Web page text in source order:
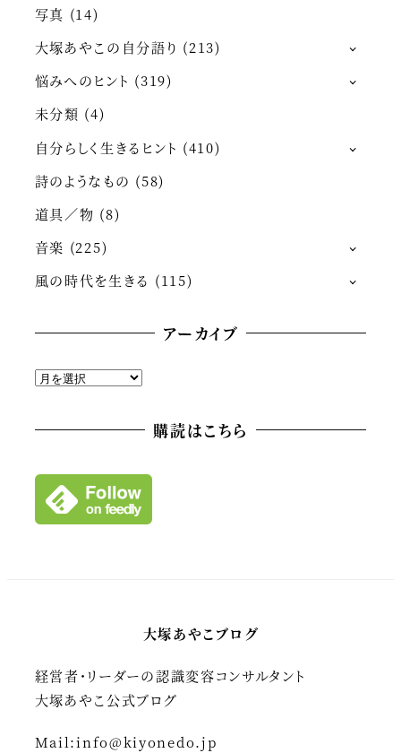
写真 (14)
大塚あやこの自分語り (213)
悩みへのヒント (319)
未分類 (4)
自分らしく生きるヒント (410)
詩のようなもの (58)
道具／物 (8)
音楽 (225)
風の時代を生きる (115)
アーカイブ
ア
カ
ブ
購読はこちら
大塚あやこブログ
経営者・リーダーの認識変容コンサルタント
大塚あやこ公式ブログ
Mail:info@kiyonedo.jp